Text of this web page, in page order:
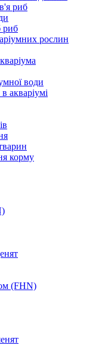
риб
риб
рослин
води
акваріумі
корму
(FHN)